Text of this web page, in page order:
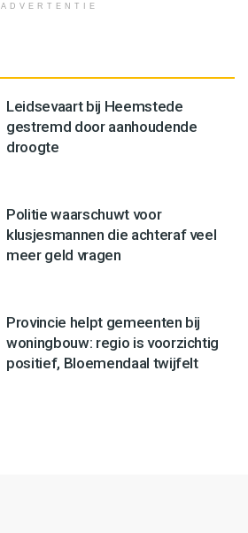
ADVERTENTIE
Leidsevaart bij Heemstede
gestremd door aanhoudende
droogte
Politie waarschuwt voor
klusjesmannen die achteraf veel
meer geld vragen
Provincie helpt gemeenten bij
woningbouw: regio is voorzichtig
positief, Bloemendaal twijfelt